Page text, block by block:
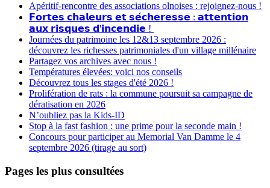
Apéritif-rencontre des associations olnoises : rejoignez-nous !
𝗙𝗼𝗿𝘁𝗲𝘀 𝗰𝗵𝗮𝗹𝗲𝘂𝗿𝘀 𝗲𝘁 𝘀𝗲́𝗰𝗵𝗲𝗿𝗲𝘀𝘀𝗲 : 𝗮𝘁𝘁𝗲𝗻𝘁𝗶𝗼𝗻
𝗮𝘂𝘅 𝗿𝗶𝘀𝗾𝘂𝗲𝘀 𝗱'𝗶𝗻𝗰𝗲𝗻𝗱𝗶𝗲 !
Journées du patrimoine les 12&13 septembre 2026 :
découvrez les richesses patrimoniales d'un village millénaire
Partagez vos archives avec nous !
Températures élevées: voici nos conseils
Découvrez tous les stages d'été 2026 !
Prolifération de rats : la commune poursuit sa campagne de
dératisation en 2026
N’oubliez pas la Kids-ID
Stop à la fast fashion : une prime pour la seconde main !
Concours pour participer au Memorial Van Damme le 4
septembre 2026 (tirage au sort)
Pages les plus consultées